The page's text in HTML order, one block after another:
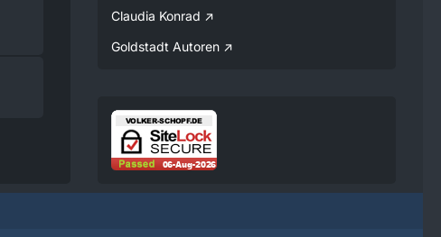
dazu haben wir in unserer
Datenschutzerklärung zur
Verfügung gestellt.
Volker
Jetzt Online!
Inhalt
Claudia Konrad
Goldstadt Autoren